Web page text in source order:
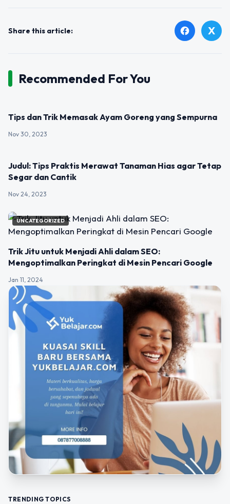
Share this article: facebook X
Recommended For You
Tips dan Trik Memasak Ayam Goreng yang Sempurna
Nov 30, 2023
Judul: Tips Praktis Merawat Tanaman Hias agar Tetap
Segar dan Cantik
Nov 24, 2023
UNCATEGORIZED
Trik Jitu untuk Menjadi Ahli dalam SEO:
Mengoptimalkan Peringkat di Mesin Pencari Google
Jan 11, 2024
TRENDING TOPICS